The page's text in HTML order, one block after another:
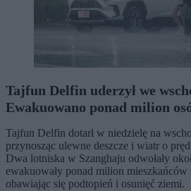
Tajfun Delfin uderzył we
Ewakuowano ponad milion
Tajfun Delfin dotarł w niedzielę na
przynosząc ulewne deszcze i wiatr o
Dwa lotniska w Szanghaju odwołały
ewakuowały ponad milion
obawiając się podtopień i osunięć ziemi.